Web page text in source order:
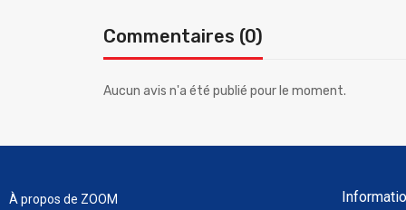
Commentaires (0)
Aucun avis n'a été publié pour le moment.
À propos de ZOOM